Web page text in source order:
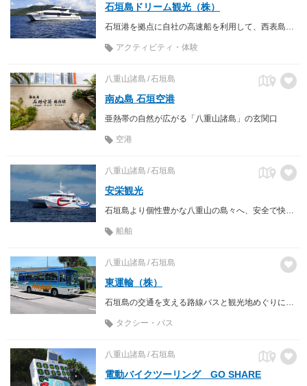
石垣島ドリーム観光（株）
アクティビティ・体験
八重山諸島 石垣島
南ぬ島 石垣空港
亜熱帯の自然が広がる「八重山諸島」の玄関口
空港
八重山諸島 石垣島
安栄観光
石垣島より個性豊かな八重山の島々へ、安全で快適な「あんえい号」で船旅・島旅をお楽しみください。
船舶
八重山諸島 石垣島
東運輸（株）
タクシー・バス
八重山諸島 石垣島
電動バイクツーリング GO SHARE